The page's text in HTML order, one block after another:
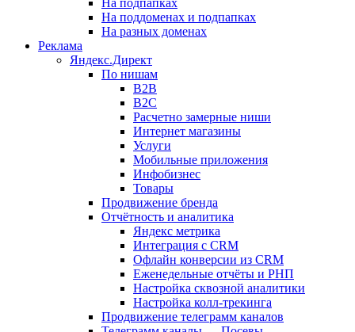
На подпапках
На поддоменах и подпапках
На разных доменах
Реклама
Яндекс.Директ
По нишам
B2B
B2C
Расчетно замерные ниши
Интернет магазины
Услуги
Мобильные приложения
Инфобизнес
Товары
Продвижение бренда
Отчётность и аналитика
Яндекс метрика
Интеграция с CRM
Офлайн конверсии из CRM
Еженедельные отчёты и РНП
Настройка сквозной аналитики
Настройка колл-трекинга
Продвижение телеграмм каналов